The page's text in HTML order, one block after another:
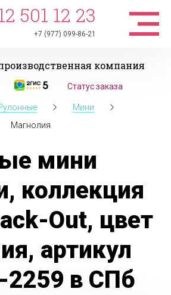
501 12 23
+7 (977) 099-86-21
компания
Статус заказа
Мини
Магнолия
мини
коллекция
Out, цвет
артикул
2259 в СПб